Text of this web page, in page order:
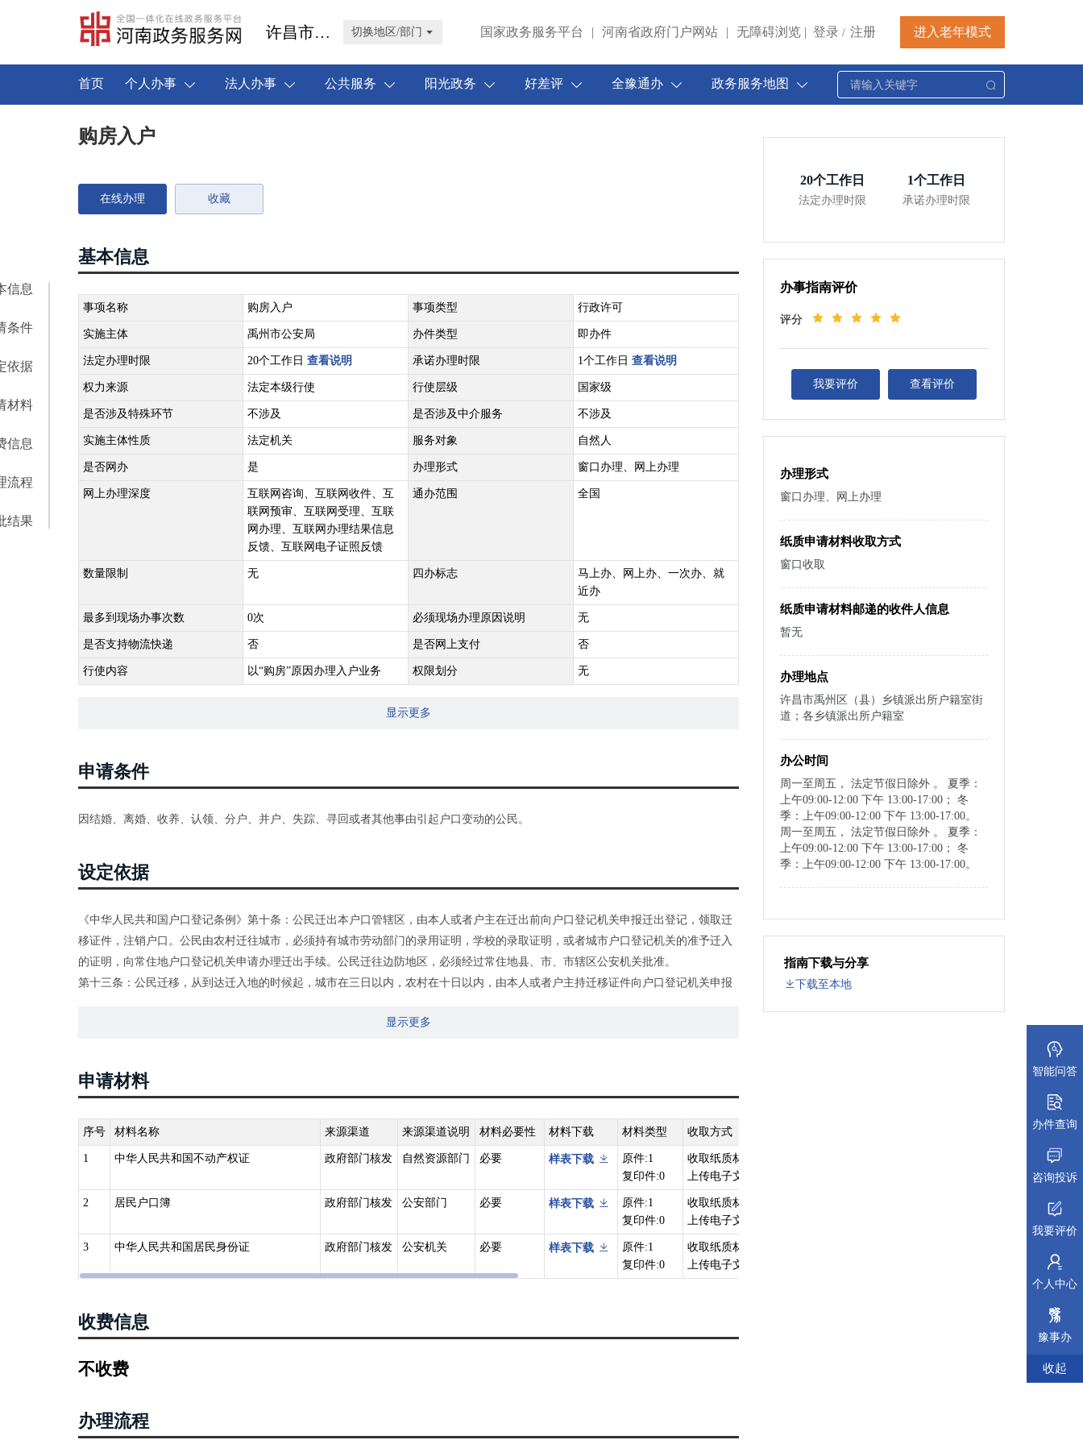
许昌市禹州市 切换地区/部门 国家政务服务平台 | 河南省政府门户网站 | 无障碍浏览 | 登录 / 注册 进入老年模式
首页 个人办事 法人办事 公共服务 阳光政务 好差评 全豫通办 政务服务地图
信息
条件
依据
材料
信息
流程
结果
购房入户
在线办理 收藏
基本信息
事项名称 购房入户 事项类型 行政许可
实施主体 禹州市公安局 办件类型 即办件
法定办理时限 20个工作日 查看说明 承诺办理时限 1个工作日 查看说明
权力来源 法定本级行使 行使层级 国家级
是否涉及特殊环节 不涉及 是否涉及中介服务 不涉及
实施主体性质 法定机关 服务对象 自然人
是否网办 是 办理形式 窗口办理、网上办理
网上办理深度
互联网咨询、互联网收件、互
联网预审、互联网受理、互联
网办理、互联网办理结果信息
反馈、互联网电子证照反馈
通办范围 全国
数量限制 无 四办标志
马上办、网上办、一次办、就
近办
最多到现场办事次数 0次 必须现场办理原因说明 无
是否支持物流快递 否 是否网上支付 否
行使内容 以“购房”原因办理入户业务 权限划分 无
显示更多
申请条件
因结婚、离婚、收养、认领、分户、并户、失踪、寻回或者其他事由引起户口变动的公民。
设定依据
《中华人民共和国户口登记条例》第十条：公民迁出本户口管辖区，由本人或者户主在迁出前向户口登记机关申报迁出登记，领取迁
移证件，注销户口。公民由农村迁往城市，必须持有城市劳动部门的录用证明，学校的录取证明，或者城市户口登记机关的准予迁入
的证明，向常住地户口登记机关申请办理迁出手续。公民迁往边防地区，必须经过常住地县、市、市辖区公安机关批准。
第十三条：公民迁移，从到达迁入地的时候起，城市在三日以内，农村在十日以内，由本人或者户主持迁移证件向户口登记机关申报
凭县、市兵役机关或者团以上军事机关发给的证件；2.从国外回来的华侨和留学生，凭中华人民共和国护照或者入境证件；3.被人民法
显示更多
申请材料
序号 材料名称 来源渠道 来源渠道说明 材料必要性 材料下载 材料类型 收取方式 材料依据
1 中华人民共和国不动产权证 政府部门核发 自然资源部门 必要 样表下载
原件:1
复印件:0
收取纸质材料、
上传电子文件
2 居民户口簿 政府部门核发 公安部门 必要 样表下载
原件:1
复印件:0
收取纸质材料、
上传电子文件
3 中华人民共和国居民身份证 政府部门核发 公安机关 必要 样表下载
原件:1
复印件:0
收取纸质材料、
上传电子文件
收费信息
不收费
办理流程
20个工作日
法定办理时限
1个工作日
承诺办理时限
办事指南评价
评分
我要评价 查看评价
办理形式
窗口办理、网上办理
纸质申请材料收取方式
窗口收取
纸质申请材料邮递的收件人信息
暂无
办理地点
许昌市禹州区（县）乡镇派出所户籍室街
道；各乡镇派出所户籍室
办公时间
周一至周五， 法定节假日除外 。 夏季：
上午09:00-12:00 下午 13:00-17:00； 冬
季：上午09:00-12:00 下午 13:00-17:00。
周一至周五， 法定节假日除外 。 夏季：
上午09:00-12:00 下午 13:00-17:00； 冬
季：上午09:00-12:00 下午 13:00-17:00。
指南下载与分享
下载至本地
智能问答
办件查询
咨询投诉
我要评价
个人中心
豫事办
收起